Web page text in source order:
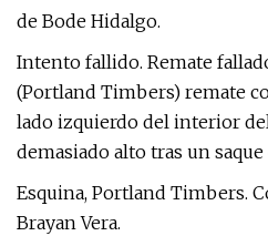
de Bode Hidalgo.
Intento fallido. Remate
(Portland Timbers) remate
lado izquierdo del interior
demasiado alto tras un saque
Esquina, Portland Timbers.
Brayan Vera.